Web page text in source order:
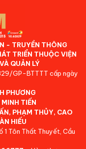
- TRUYỀN THÔNG
TRIỂN THUỘC VIỆN
QUẢN LÝ
GP-BTTTT cấp ngày
PHƯƠNG
TIẾN
PHẠM THỦY, CAO
HIẾU
1 Tôn Thất Thuyết, Cầu